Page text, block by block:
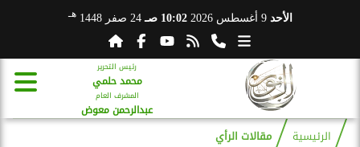
الأحد 9 أغسطس 2026 10:02 صـ 24 صفر 1448 هـ
رئيس التحرير
محمد حلمي
المشرف العام
عبدالرحمن معوض
الرئيسية مقالات الرأي